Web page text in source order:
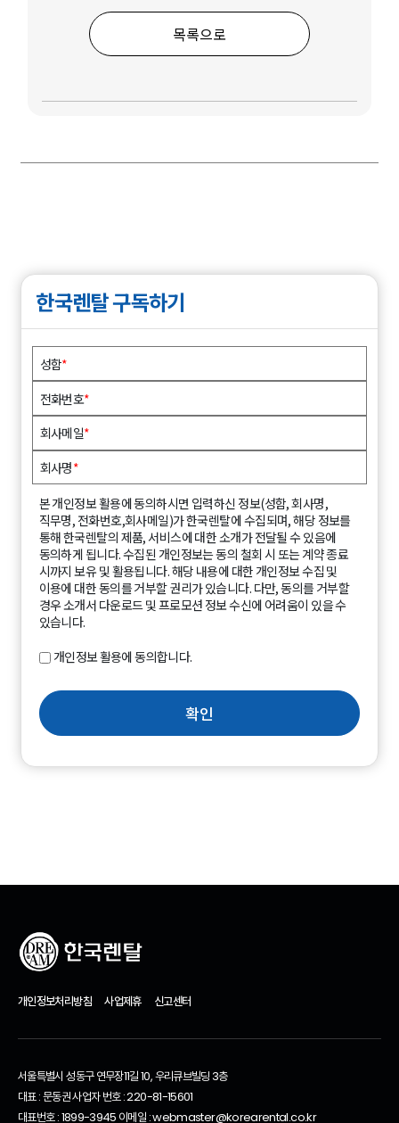
목록으로
한국렌탈 구독하기
성함*
전화번호*
회사메일*
회사명*
본 개인정보 활용에 동의하시면 입력하신 정보(성함, 회사명,
직무명, 전화번호,회사메일)가 한국렌탈에 수집되며, 해당 정보를
통해 한국렌탈의 제품, 서비스에 대한 소개가 전달될 수 있음에
동의하게 됩니다. 수집된 개인정보는 동의 철회 시 또는 계약 종료
시까지 보유 및 활용됩니다. 해당 내용에 대한 개인정보 수집 및
이용에 대한 동의를 거부할 권리가 있습니다. 다만, 동의를 거부할
경우 소개서 다운로드 및 프로모션 정보 수신에 어려움이 있을 수
있습니다.
개인정보 활용에 동의합니다.
확인
개인정보처리방침 사업제휴 신고센터
서울특별시 성동구 연무장11길 10, 우리큐브빌딩 3층
대표 : 문동권 사업자 번호 : 220-81-15601
대표번호 : 1899-3945 이메일 : webmaster@korearental.co.kr